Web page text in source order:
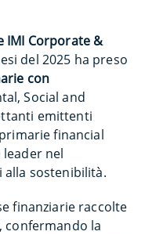
IMI Corporate &
del 2025 ha preso
con
Social and
emittenti
financial
nel
sostenibilità.
finanziarie raccolte
confermando la